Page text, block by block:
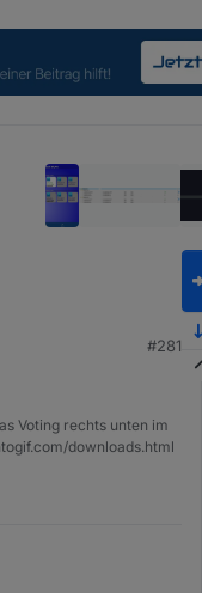
#281
Voting rechts unten im
downloads.html